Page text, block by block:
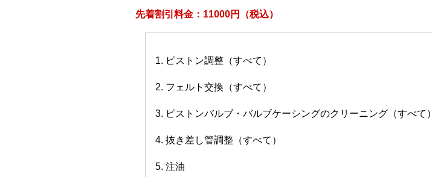
先着割引料金：11000円（税込）
1. ピストン調整（すべて）
2. フェルト交換（すべて）
3. ピストンバルブ・バルブケーシングのクリーニング（すべて）
4. 抜き差し管調整（すべて）
5. 注油